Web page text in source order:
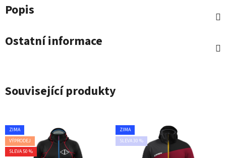
Popis
Ostatní informace
Související produkty
ZIMA
VÝPRODEJ
SLEVA 50 %
ZIMA
SLEVA 30 %